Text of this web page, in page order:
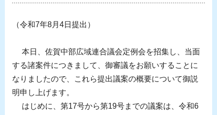
（令和7年8月4日提出）
本日、佐賀中部広域連合議会定例会を招集し、当面
する諸案件につきまして、御審議をお願いすることに
なりましたので、これら提出議案の概要について御説
明申し上げます。
はじめに、第17号から第19号までの議案は、令和6